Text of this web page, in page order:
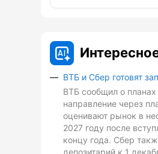
ВТБ и Сбер готовят
ВТБ сообщил о
направление через
оценивают рынок в
2027 году после
концу года. Сбер
депозитарий к 1